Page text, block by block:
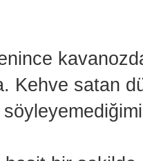
Kehve satan